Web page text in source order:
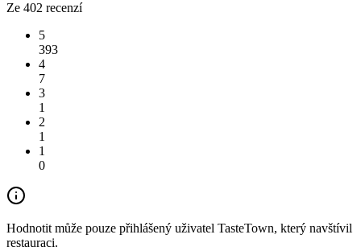
Ze 402 recenzí
5
393
4
7
3
1
2
1
1
0
Hodnotit může pouze přihlášený uživatel TasteTown, který navštívil
restauraci.